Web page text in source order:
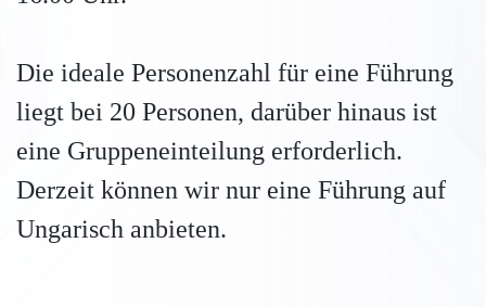
Die ideale Personenzahl für eine Führung
liegt bei 20 Personen, darüber hinaus ist
eine Gruppeneinteilung erforderlich.
Derzeit können wir nur eine Führung auf
Ungarisch anbieten.